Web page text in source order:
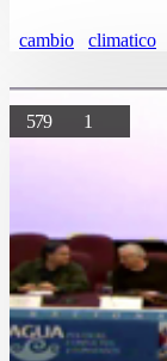
cambio climatico
579 1